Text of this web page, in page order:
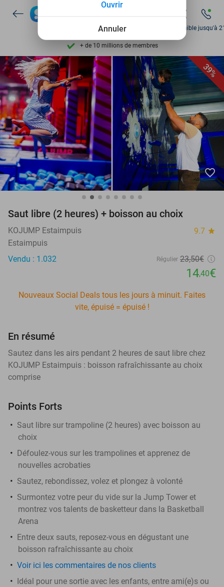
Découvrez + de 15.000 deals
Disponible 7 jours par semaine
+ de 10 millions de membres
9,4 basé sur206 330 avis
Découvrez + de 15.000 deals
Disponible 7 jours par semaine
+ de 10 millions de membres
Disponible jusqu'à
39%
favorite_border
Saut libre (2 heures) + boisson au choix
KOJUMP Estaimpuis 9.7 star
Estaimpuis
Vendu : 1.032
Régulier 23,50€
14,40€
Nouveaux Social Deals tous les jours à minuit. Faites
vite, épuisé = épuisé !
En résumé
Sautez dans les airs pendant 2 heures de saut libre chez
KOJUMP Estaimpuis : boisson rafraîchissante au choix
comprise
Points Forts
Saut libre sur trampoline (2 heures) avec boisson au
choix
Défoulez-vous sur les trampolines et apprenez de
nouvelles acrobaties
Sautez, rebondissez, volez et plongez à volonté
Surmontez votre peur du vide sur la Jump Tower et
montrez vos talents de basketteur dans la Basketball
Arena
Entre deux sauts, reposez-vous en dégustant une
boisson rafraîchissante au choix
Voir ici les commentaires de nos clients
Idéal pour une sortie avec les enfants, entre ami(e)s ou
Annuler
Ouvrir